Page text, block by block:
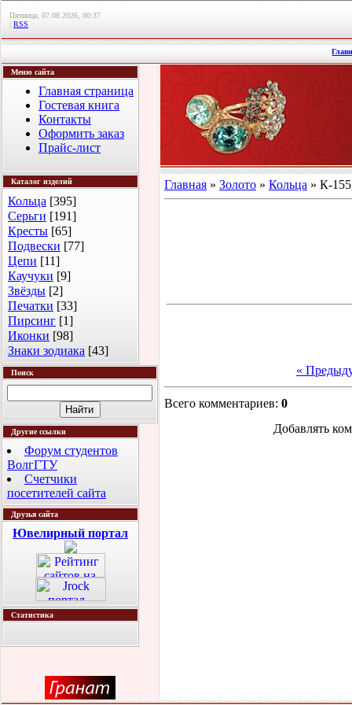
Пятница, 07.08.2026, 00:37
| RSS
Меню сайта
Главная страница
Гостевая книга
Контакты
Оформить заказ
Прайс-лист
Каталог изделий
Кольца [395]
Серьги [191]
Кресты [65]
Подвески [77]
Цепи [11]
Каучуки [9]
Звёзды [2]
Печатки [33]
Пирсинг [1]
Иконки [98]
Знаки зодиака [43]
Поиск
Другие ссылки
Форум студентов
ВолгГТУ
Счетчики
посетителей сайта
Друзья сайта
Ювелирный портал
Статистика
Главная » Золото » Кольца » К-
«
Всего комментариев: 0
Добавлять